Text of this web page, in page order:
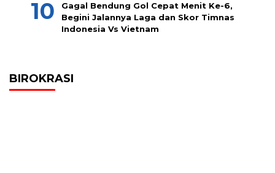
Gagal Bendung Gol Cepat Menit Ke-6,
Begini Jalannya Laga dan Skor Timnas
Indonesia Vs Vietnam
BIROKRASI